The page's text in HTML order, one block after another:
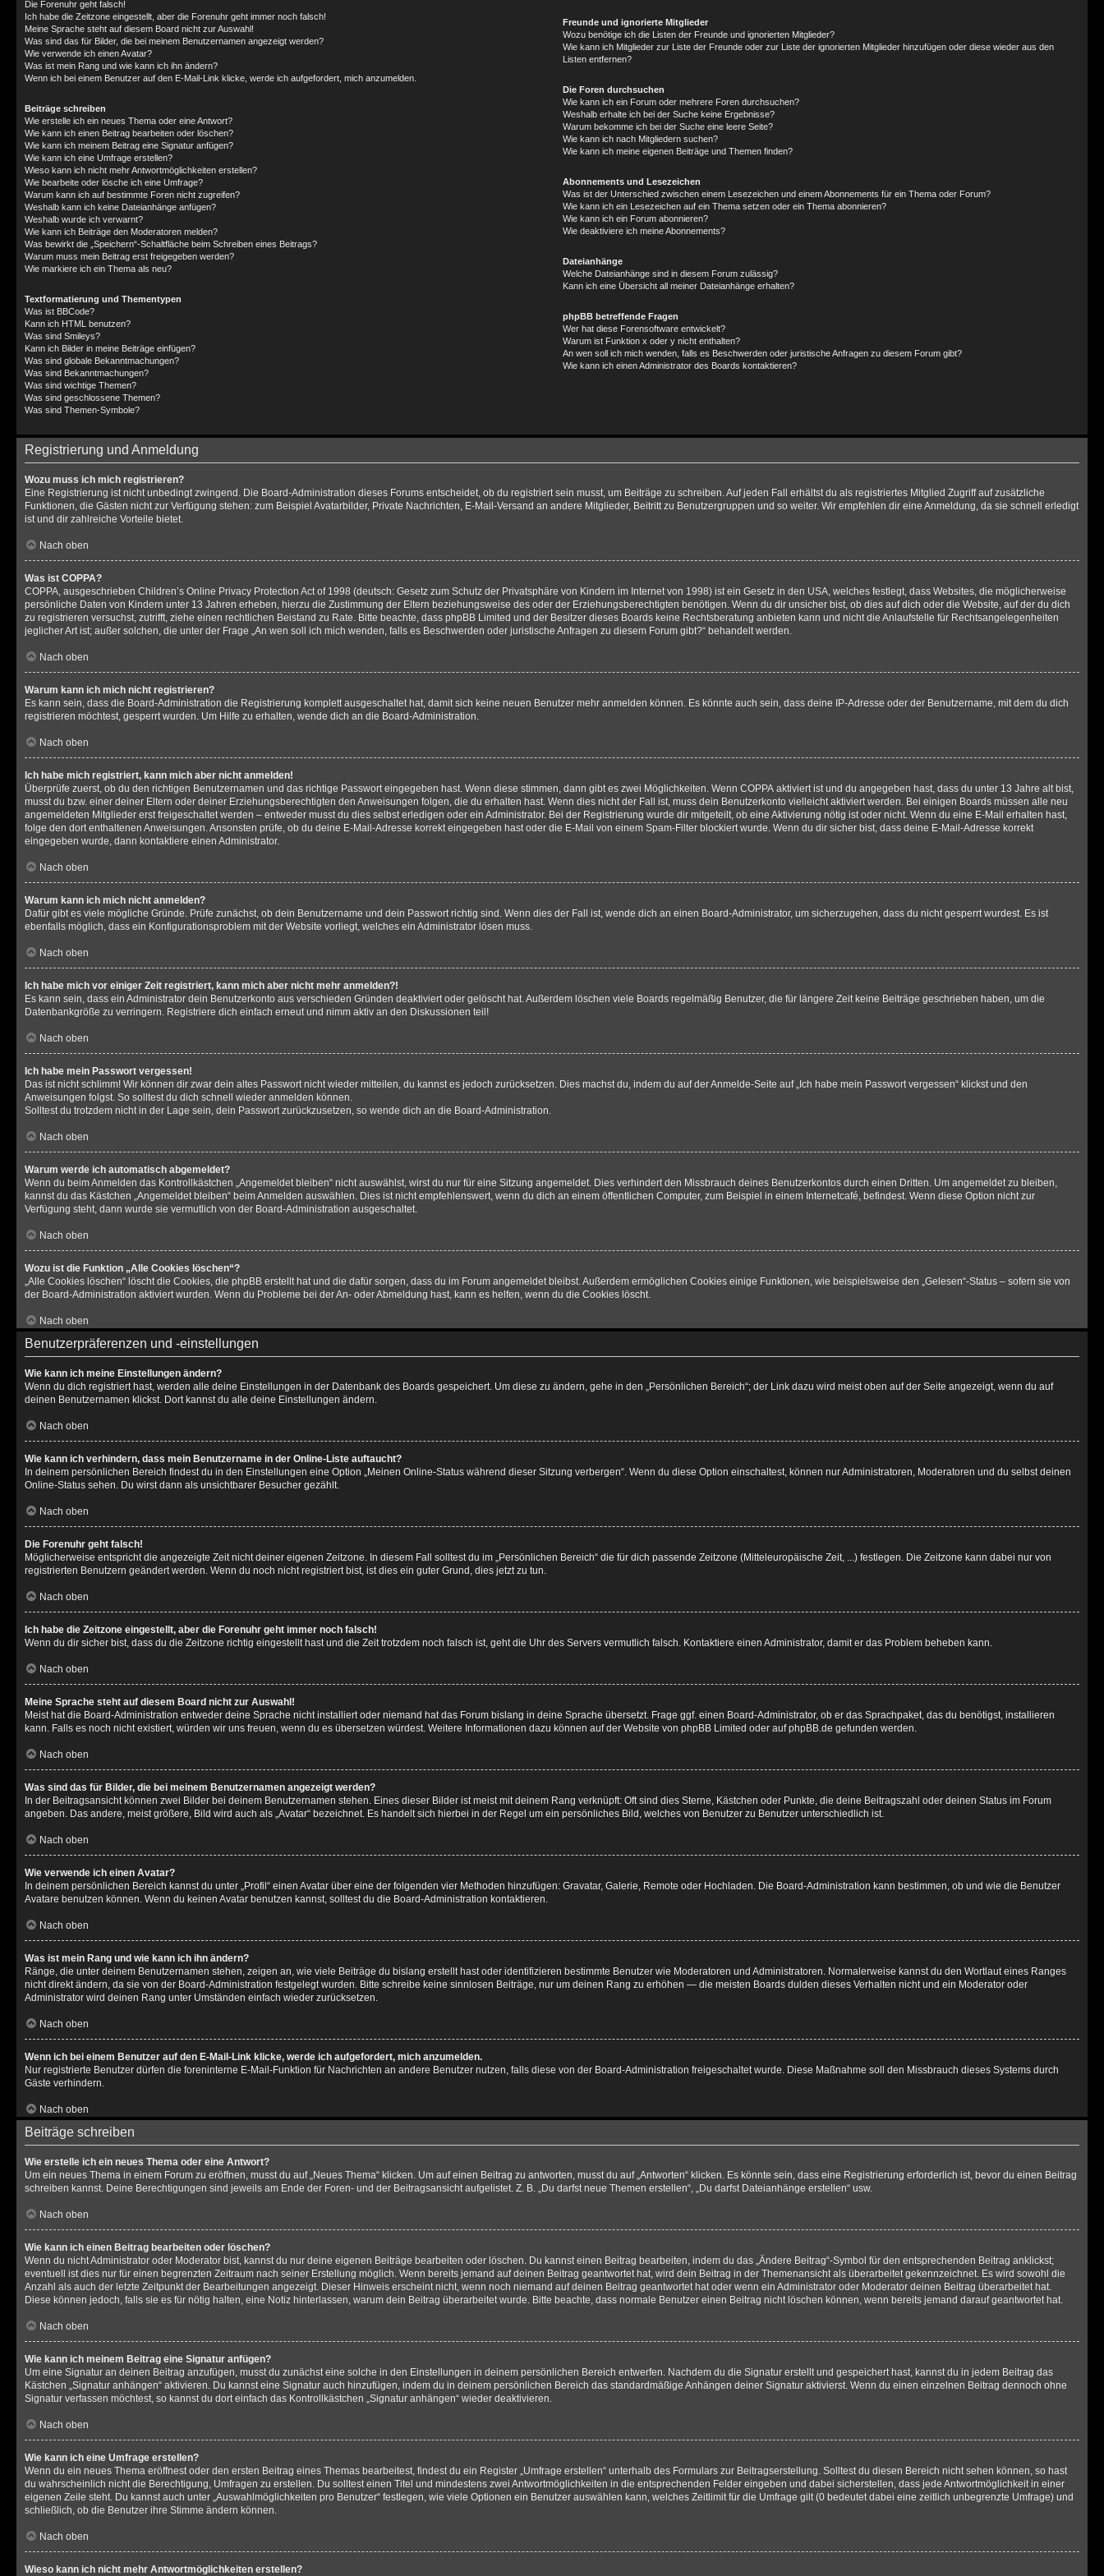
Die Forenuhr geht falsch!
Ich habe die Zeitzone eingestellt, aber die Forenuhr geht immer noch falsch!
Meine Sprache steht auf diesem Board nicht zur Auswahl!
Was sind das für Bilder, die bei meinem Benutzernamen angezeigt werden?
Wie verwende ich einen Avatar?
Was ist mein Rang und wie kann ich ihn ändern?
Wenn ich bei einem Benutzer auf den E-Mail-Link klicke, werde ich aufgefordert, mich anzumelden.
Beiträge schreiben
Wie erstelle ich ein neues Thema oder eine Antwort?
Wie kann ich einen Beitrag bearbeiten oder löschen?
Wie kann ich meinem Beitrag eine Signatur anfügen?
Wie kann ich eine Umfrage erstellen?
Wieso kann ich nicht mehr Antwortmöglichkeiten erstellen?
Wie bearbeite oder lösche ich eine Umfrage?
Warum kann ich auf bestimmte Foren nicht zugreifen?
Weshalb kann ich keine Dateianhänge anfügen?
Weshalb wurde ich verwarnt?
Wie kann ich Beiträge den Moderatoren melden?
Was bewirkt die „Speichern“-Schaltfläche beim Schreiben eines Beitrags?
Warum muss mein Beitrag erst freigegeben werden?
Wie markiere ich ein Thema als neu?
Textformatierung und Thementypen
Was ist BBCode?
Kann ich HTML benutzen?
Was sind Smileys?
Kann ich Bilder in meine Beiträge einfügen?
Was sind globale Bekanntmachungen?
Was sind Bekanntmachungen?
Was sind wichtige Themen?
Was sind geschlossene Themen?
Was sind Themen-Symbole?
Freunde und ignorierte Mitglieder
Wozu benötige ich die Listen der Freunde und ignorierten Mitglieder?
Wie kann ich Mitglieder zur Liste der Freunde oder zur Liste der ignorierten Mitglieder hinzufügen oder diese wieder aus den
Listen entfernen?
Die Foren durchsuchen
Wie kann ich ein Forum oder mehrere Foren durchsuchen?
Weshalb erhalte ich bei der Suche keine Ergebnisse?
Warum bekomme ich bei der Suche eine leere Seite?
Wie kann ich nach Mitgliedern suchen?
Wie kann ich meine eigenen Beiträge und Themen finden?
Abonnements und Lesezeichen
Was ist der Unterschied zwischen einem Lesezeichen und einem Abonnements für ein Thema oder Forum?
Wie kann ich ein Lesezeichen auf ein Thema setzen oder ein Thema abonnieren?
Wie kann ich ein Forum abonnieren?
Wie deaktiviere ich meine Abonnements?
Dateianhänge
Welche Dateianhänge sind in diesem Forum zulässig?
Kann ich eine Übersicht all meiner Dateianhänge erhalten?
phpBB betreffende Fragen
Wer hat diese Forensoftware entwickelt?
Warum ist Funktion x oder y nicht enthalten?
An wen soll ich mich wenden, falls es Beschwerden oder juristische Anfragen zu diesem Forum gibt?
Wie kann ich einen Administrator des Boards kontaktieren?
Registrierung und Anmeldung
Wozu muss ich mich registrieren?
Eine Registrierung ist nicht unbedingt zwingend. Die Board-Administration dieses Forums entscheidet, ob du registriert sein musst, um Beiträge zu schreiben. Auf jeden Fall erhältst du als registriertes Mitglied Zugriff auf zusätzliche
Funktionen, die Gästen nicht zur Verfügung stehen: zum Beispiel Avatarbilder, Private Nachrichten, E-Mail-Versand an andere Mitglieder, Beitritt zu Benutzergruppen und so weiter. Wir empfehlen dir eine Anmeldung, da sie schnell erledigt
ist und dir zahlreiche Vorteile bietet.
Nach oben
Was ist COPPA?
COPPA, ausgeschrieben Children’s Online Privacy Protection Act of 1998 (deutsch: Gesetz zum Schutz der Privatsphäre von Kindern im Internet von 1998) ist ein Gesetz in den USA, welches festlegt, dass Websites, die möglicherweise
persönliche Daten von Kindern unter 13 Jahren erheben, hierzu die Zustimmung der Eltern beziehungsweise des oder der Erziehungsberechtigten benötigen. Wenn du dir unsicher bist, ob dies auf dich oder die Website, auf der du dich
zu registrieren versuchst, zutrifft, ziehe einen rechtlichen Beistand zu Rate. Bitte beachte, dass phpBB Limited und der Besitzer dieses Boards keine Rechtsberatung anbieten kann und nicht die Anlaufstelle für Rechtsangelegenheiten
jeglicher Art ist; außer solchen, die unter der Frage „An wen soll ich mich wenden, falls es Beschwerden oder juristische Anfragen zu diesem Forum gibt?“ behandelt werden.
Nach oben
Warum kann ich mich nicht registrieren?
Es kann sein, dass die Board-Administration die Registrierung komplett ausgeschaltet hat, damit sich keine neuen Benutzer mehr anmelden können. Es könnte auch sein, dass deine IP-Adresse oder der Benutzername, mit dem du dich
registrieren möchtest, gesperrt wurden. Um Hilfe zu erhalten, wende dich an die Board-Administration.
Nach oben
Ich habe mich registriert, kann mich aber nicht anmelden!
Überprüfe zuerst, ob du den richtigen Benutzernamen und das richtige Passwort eingegeben hast. Wenn diese stimmen, dann gibt es zwei Möglichkeiten. Wenn COPPA aktiviert ist und du angegeben hast, dass du unter 13 Jahre alt bist,
musst du bzw. einer deiner Eltern oder deiner Erziehungsberechtigten den Anweisungen folgen, die du erhalten hast. Wenn dies nicht der Fall ist, muss dein Benutzerkonto vielleicht aktiviert werden. Bei einigen Boards müssen alle neu
angemeldeten Mitglieder erst freigeschaltet werden – entweder musst du dies selbst erledigen oder ein Administrator. Bei der Registrierung wurde dir mitgeteilt, ob eine Aktivierung nötig ist oder nicht. Wenn du eine E-Mail erhalten hast,
folge den dort enthaltenen Anweisungen. Ansonsten prüfe, ob du deine E-Mail-Adresse korrekt eingegeben hast oder die E-Mail von einem Spam-Filter blockiert wurde. Wenn du dir sicher bist, dass deine E-Mail-Adresse korrekt
eingegeben wurde, dann kontaktiere einen Administrator.
Nach oben
Warum kann ich mich nicht anmelden?
Dafür gibt es viele mögliche Gründe. Prüfe zunächst, ob dein Benutzername und dein Passwort richtig sind. Wenn dies der Fall ist, wende dich an einen Board-Administrator, um sicherzugehen, dass du nicht gesperrt wurdest. Es ist
ebenfalls möglich, dass ein Konfigurationsproblem mit der Website vorliegt, welches ein Administrator lösen muss.
Nach oben
Ich habe mich vor einiger Zeit registriert, kann mich aber nicht mehr anmelden?!
Es kann sein, dass ein Administrator dein Benutzerkonto aus verschieden Gründen deaktiviert oder gelöscht hat. Außerdem löschen viele Boards regelmäßig Benutzer, die für längere Zeit keine Beiträge geschrieben haben, um die
Datenbankgröße zu verringern. Registriere dich einfach erneut und nimm aktiv an den Diskussionen teil!
Nach oben
Ich habe mein Passwort vergessen!
Das ist nicht schlimm! Wir können dir zwar dein altes Passwort nicht wieder mitteilen, du kannst es jedoch zurücksetzen. Dies machst du, indem du auf der Anmelde-Seite auf „Ich habe mein Passwort vergessen“ klickst und den
Anweisungen folgst. So solltest du dich schnell wieder anmelden können.
Solltest du trotzdem nicht in der Lage sein, dein Passwort zurückzusetzen, so wende dich an die Board-Administration.
Nach oben
Warum werde ich automatisch abgemeldet?
Wenn du beim Anmelden das Kontrollkästchen „Angemeldet bleiben“ nicht auswählst, wirst du nur für eine Sitzung angemeldet. Dies verhindert den Missbrauch deines Benutzerkontos durch einen Dritten. Um angemeldet zu bleiben,
kannst du das Kästchen „Angemeldet bleiben“ beim Anmelden auswählen. Dies ist nicht empfehlenswert, wenn du dich an einem öffentlichen Computer, zum Beispiel in einem Internetcafé, befindest. Wenn diese Option nicht zur
Verfügung steht, dann wurde sie vermutlich von der Board-Administration ausgeschaltet.
Nach oben
Wozu ist die Funktion „Alle Cookies löschen“?
„Alle Cookies löschen“ löscht die Cookies, die phpBB erstellt hat und die dafür sorgen, dass du im Forum angemeldet bleibst. Außerdem ermöglichen Cookies einige Funktionen, wie beispielsweise den „Gelesen“-Status – sofern sie von
der Board-Administration aktiviert wurden. Wenn du Probleme bei der An- oder Abmeldung hast, kann es helfen, wenn du die Cookies löscht.
Nach oben
Benutzerpräferenzen und -einstellungen
Wie kann ich meine Einstellungen ändern?
Wenn du dich registriert hast, werden alle deine Einstellungen in der Datenbank des Boards gespeichert. Um diese zu ändern, gehe in den „Persönlichen Bereich“; der Link dazu wird meist oben auf der Seite angezeigt, wenn du auf
deinen Benutzernamen klickst. Dort kannst du alle deine Einstellungen ändern.
Nach oben
Wie kann ich verhindern, dass mein Benutzername in der Online-Liste auftaucht?
In deinem persönlichen Bereich findest du in den Einstellungen eine Option „Meinen Online-Status während dieser Sitzung verbergen“. Wenn du diese Option einschaltest, können nur Administratoren, Moderatoren und du selbst deinen
Online-Status sehen. Du wirst dann als unsichtbarer Besucher gezählt.
Nach oben
Die Forenuhr geht falsch!
Möglicherweise entspricht die angezeigte Zeit nicht deiner eigenen Zeitzone. In diesem Fall solltest du im „Persönlichen Bereich“ die für dich passende Zeitzone (Mitteleuropäische Zeit, ...) festlegen. Die Zeitzone kann dabei nur von
registrierten Benutzern geändert werden. Wenn du noch nicht registriert bist, ist dies ein guter Grund, dies jetzt zu tun.
Nach oben
Ich habe die Zeitzone eingestellt, aber die Forenuhr geht immer noch falsch!
Wenn du dir sicher bist, dass du die Zeitzone richtig eingestellt hast und die Zeit trotzdem noch falsch ist, geht die Uhr des Servers vermutlich falsch. Kontaktiere einen Administrator, damit er das Problem beheben kann.
Nach oben
Meine Sprache steht auf diesem Board nicht zur Auswahl!
Meist hat die Board-Administration entweder deine Sprache nicht installiert oder niemand hat das Forum bislang in deine Sprache übersetzt. Frage ggf. einen Board-Administrator, ob er das Sprachpaket, das du benötigst, installieren
kann. Falls es noch nicht existiert, würden wir uns freuen, wenn du es übersetzen würdest. Weitere Informationen dazu können auf der Website von phpBB Limited oder aufphpBB.de gefunden werden.
Nach oben
Was sind das für Bilder, die bei meinem Benutzernamen angezeigt werden?
In der Beitragsansicht können zwei Bilder bei deinem Benutzernamen stehen. Eines dieser Bilder ist meist mit deinem Rang verknüpft: Oft sind dies Sterne, Kästchen oder Punkte, die deine Beitragszahl oder deinen Status im Forum
angeben. Das andere, meist größere, Bild wird auch als „Avatar“ bezeichnet. Es handelt sich hierbei in der Regel um ein persönliches Bild, welches von Benutzer zu Benutzer unterschiedlich ist.
Nach oben
Wie verwende ich einen Avatar?
In deinem persönlichen Bereich kannst du unter „Profil“ einen Avatar über eine der folgenden vier Methoden hinzufügen: Gravatar, Galerie, Remote oder Hochladen. Die Board-Administration kann bestimmen, ob und wie die Benutzer
Avatare benutzen können. Wenn du keinen Avatar benutzen kannst, solltest du die Board-Administration kontaktieren.
Nach oben
Was ist mein Rang und wie kann ich ihn ändern?
Ränge, die unter deinem Benutzernamen stehen, zeigen an, wie viele Beiträge du bislang erstellt hast oder identifizieren bestimmte Benutzer wie Moderatoren und Administratoren. Normalerweise kannst du den Wortlaut eines Ranges
nicht direkt ändern, da sie von der Board-Administration festgelegt wurden. Bitte schreibe keine sinnlosen Beiträge, nur um deinen Rang zu erhöhen — die meisten Boards dulden dieses Verhalten nicht und ein Moderator oder
Administrator wird deinen Rang unter Umständen einfach wieder zurücksetzen.
Nach oben
Wenn ich bei einem Benutzer auf den E-Mail-Link klicke, werde ich aufgefordert, mich anzumelden.
Nur registrierte Benutzer dürfen die foreninterne E-Mail-Funktion für Nachrichten an andere Benutzer nutzen, falls diese von der Board-Administration freigeschaltet wurde. Diese Maßnahme soll den Missbrauch dieses Systems durch
Gäste verhindern.
Nach oben
Beiträge schreiben
Wie erstelle ich ein neues Thema oder eine Antwort?
Um ein neues Thema in einem Forum zu eröffnen, musst du auf „Neues Thema“ klicken. Um auf einen Beitrag zu antworten, musst du auf „Antworten“ klicken. Es könnte sein, dass eine Registrierung erforderlich ist, bevor du einen Beitrag
schreiben kannst. Deine Berechtigungen sind jeweils am Ende der Foren- und der Beitragsansicht aufgelistet. Z. B. „Du darfst neue Themen erstellen“, „Du darfst Dateianhänge erstellen“ usw.
Nach oben
Wie kann ich einen Beitrag bearbeiten oder löschen?
Wenn du nicht Administrator oder Moderator bist, kannst du nur deine eigenen Beiträge bearbeiten oder löschen. Du kannst einen Beitrag bearbeiten, indem du das „Ändere Beitrag“-Symbol für den entsprechenden Beitrag anklickst;
eventuell ist dies nur für einen begrenzten Zeitraum nach seiner Erstellung möglich. Wenn bereits jemand auf deinen Beitrag geantwortet hat, wird dein Beitrag in der Themenansicht als überarbeitet gekennzeichnet. Es wird sowohl die
Anzahl als auch der letzte Zeitpunkt der Bearbeitungen angezeigt. Dieser Hinweis erscheint nicht, wenn noch niemand auf deinen Beitrag geantwortet hat oder wenn ein Administrator oder Moderator deinen Beitrag überarbeitet hat.
Diese können jedoch, falls sie es für nötig halten, eine Notiz hinterlassen, warum dein Beitrag überarbeitet wurde. Bitte beachte, dass normale Benutzer einen Beitrag nicht löschen können, wenn bereits jemand darauf geantwortet hat.
Nach oben
Wie kann ich meinem Beitrag eine Signatur anfügen?
Um eine Signatur an deinen Beitrag anzufügen, musst du zunächst eine solche in den Einstellungen in deinem persönlichen Bereich entwerfen. Nachdem du die Signatur erstellt und gespeichert hast, kannst du in jedem Beitrag das
Kästchen „Signatur anhängen“ aktivieren. Du kannst eine Signatur auch hinzufügen, indem du in deinem persönlichen Bereich das standardmäßige Anhängen deiner Signatur aktivierst. Wenn du einen einzelnen Beitrag dennoch ohne
Signatur verfassen möchtest, so kannst du dort einfach das Kontrollkästchen „Signatur anhängen“ wieder deaktivieren.
Nach oben
Wie kann ich eine Umfrage erstellen?
Wenn du ein neues Thema eröffnest oder den ersten Beitrag eines Themas bearbeitest, findest du ein Register „Umfrage erstellen“ unterhalb des Formulars zur Beitragserstellung. Solltest du diesen Bereich nicht sehen können, so hast
du wahrscheinlich nicht die Berechtigung, Umfragen zu erstellen. Du solltest einen Titel und mindestens zwei Antwortmöglichkeiten in die entsprechenden Felder eingeben und dabei sicherstellen, dass jede Antwortmöglichkeit in einer
eigenen Zeile steht. Du kannst auch unter „Auswahlmöglichkeiten pro Benutzer“ festlegen, wie viele Optionen ein Benutzer auswählen kann, welches Zeitlimit für die Umfrage gilt (0 bedeutet dabei eine zeitlich unbegrenzte Umfrage) und
schließlich, ob die Benutzer ihre Stimme ändern können.
Nach oben
Wieso kann ich nicht mehr Antwortmöglichkeiten erstellen?